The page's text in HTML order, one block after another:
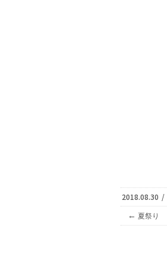
2018.08.30 /
← 夏祭り